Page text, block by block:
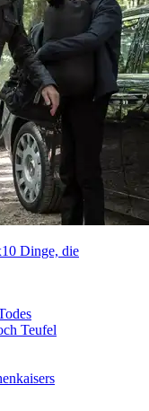
Dinge, die
Teufel